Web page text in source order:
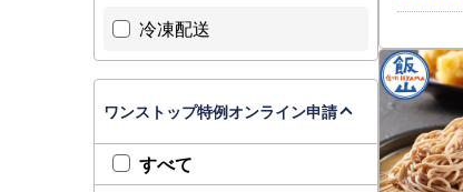
冷凍配送
ワンストップ特例オンライン申請
すべて